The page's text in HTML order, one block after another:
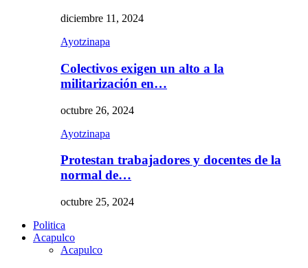
diciembre 11, 2024
Ayotzinapa
Colectivos exigen un alto a la
militarización en…
octubre 26, 2024
Ayotzinapa
Protestan trabajadores y docentes de la
normal de…
octubre 25, 2024
Politica
Acapulco
Acapulco